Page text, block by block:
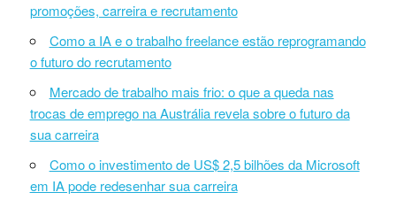
promoções, carreira e recrutamento
Como a IA e o trabalho freelance estão reprogramando
o futuro do recrutamento
Mercado de trabalho mais frio: o que a queda nas
trocas de emprego na Austrália revela sobre o futuro da
sua carreira
Como o investimento de US$ 2,5 bilhões da Microsoft
em IA pode redesenhar sua carreira